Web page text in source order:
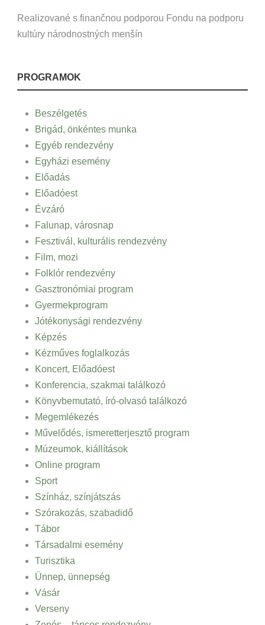
Realizované s finančnou podporou Fondu na podporu
kultúry národnostných menšín
PROGRAMOK
Beszélgetés
Brigád, önkéntes munka
Egyéb rendezvény
Egyházi esemény
Előadás
Előadóest
Évzáró
Falunap, városnap
Fesztivál, kulturális rendezvény
Film, mozi
Folklór rendezvény
Gasztronómiai program
Gyermekprogram
Jótékonysági rendezvény
Képzés
Kézműves foglalkozás
Koncert, Előadóest
Konferencia, szakmai találkozó
Könyvbemutató, író-olvasó találkozó
Megemlékezés
Művelődés, ismeretterjesztő program
Múzeumok, kiállítások
Online program
Sport
Színház, színjátszás
Szórakozás, szabadidő
Tábor
Társadalmi esemény
Turisztika
Ünnep, ünnepség
Vásár
Verseny